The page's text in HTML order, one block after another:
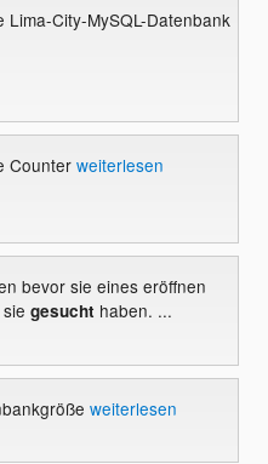
Lima-City-MySQL-Datenbank
Counter weiterlesen
bevor sie eines eröffnen
gesucht haben. ...
weiterlesen